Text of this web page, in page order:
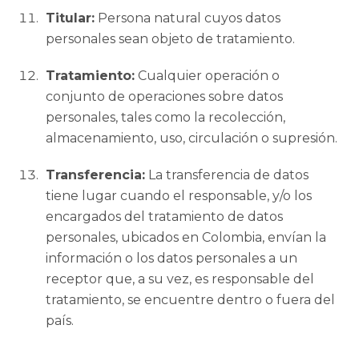
Titular: Persona natural cuyos datos
personales sean objeto de tratamiento.
Tratamiento: Cualquier operación o
conjunto de operaciones sobre datos
personales, tales como la recolección,
almacenamiento, uso, circulación o supresión.
Transferencia: La transferencia de datos
tiene lugar cuando el responsable, y/o los
encargados del tratamiento de datos
personales, ubicados en Colombia, envían la
información o los datos personales a un
receptor que, a su vez, es responsable del
tratamiento, se encuentre dentro o fuera del
país.